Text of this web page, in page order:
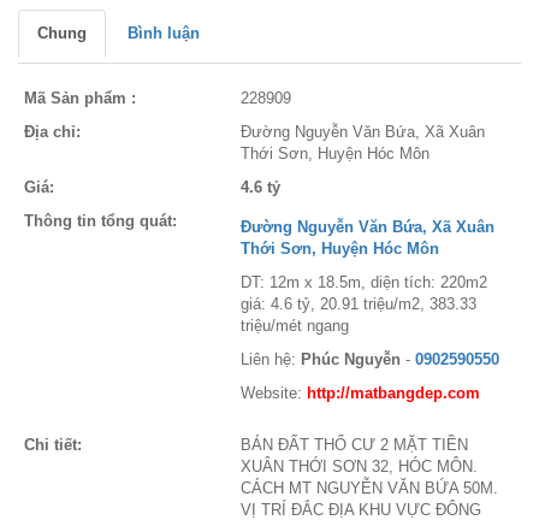
Chung Bình luận
Mã Sản phẩm :
228909
Địa chỉ:
Đường Nguyễn Văn Bứa, Xã Xuân
Thới Sơn, Huyện Hóc Môn
Giá:
4.6 tỷ
Thông tin tổng quát:
Đường Nguyễn Văn Bứa, Xã Xuân
Thới Sơn, Huyện Hóc Môn
DT: 12m x 18.5m, diện tích: 220m2
giá: 4.6 tỷ, 20.91 triệu/m2, 383.33
triệu/mét ngang
Liên hệ: Phúc Nguyễn - 0902590550
Website: http://matbangdep.com
Chi tiết:
BÁN ĐẤT THỔ CƯ 2 MẶT TIỀN
XUÂN THỚI SƠN 32, HÓC MÔN.
CÁCH MT NGUYỄN VĂN BỨA 50M.
VỊ TRÍ ĐẮC ĐỊA KHU VỰC ĐÔNG